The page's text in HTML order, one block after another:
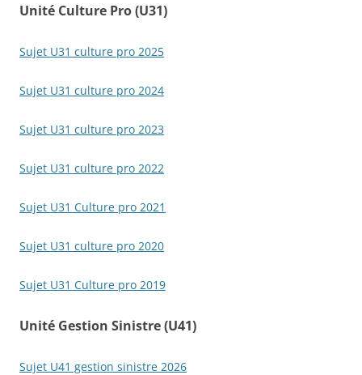
Unité Culture Pro (U31)
Sujet U31 culture pro 2025
Sujet U31 culture pro 2024
Sujet U31 culture pro 2023
Sujet U31 culture pro 2022
Sujet U31 Culture pro 2021
Sujet U31 culture pro 2020
Sujet U31 Culture pro 2019
Unité Gestion Sinistre (U41)
Sujet U41 gestion sinistre 2026